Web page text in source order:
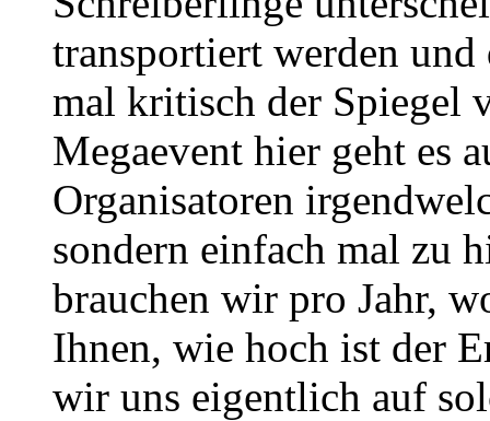
transportiert werden und
mal kritisch der Spiegel
Megaevent hier geht es
Organisatoren
sondern einfach mal zu
brauchen wir pro Jahr,
Ihnen, wie hoch ist der
wir uns eigentlich auf